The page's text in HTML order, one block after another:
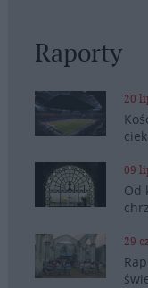
Raporty
20
09
Od
29